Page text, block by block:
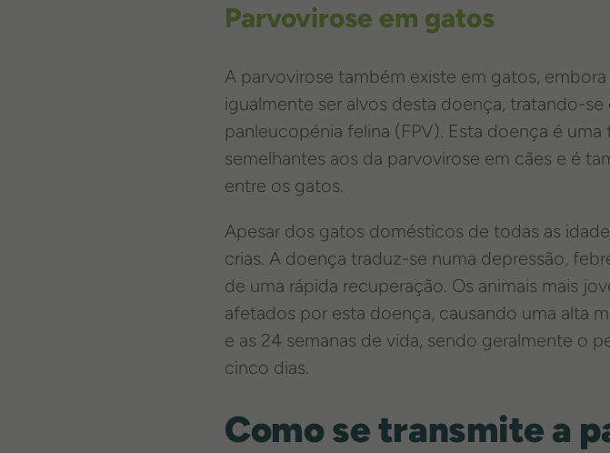
Parvovirose em gatos
A parvovirose também existe em gatos,
igualmente ser alvos desta doença, tratando-
panleucopénia felina (FPV). Esta doença é
semelhantes aos da parvovirose em cães e é
entre os gatos.
Apesar dos gatos domésticos de todas as
crias. A doença traduz-se numa depressão,
de uma rápida recuperação. Os animais mais
afetados por esta doença, causando uma alta
e as 24 semanas de vida, sendo geralmente o
cinco dias.
Como se transmite a